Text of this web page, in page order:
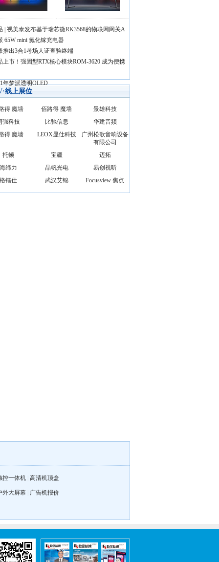
| 视美泰发布基于瑞芯微RK3568的物联网网关A
65W mini 氮化镓充电器
推出3合1考场人证查验终端
上市！强固型RTX核心模块ROM-3620 成为便携
年梦派透明OLED
线上展位
得 魔墙 佰路得 魔墙
景雄科技
强科技
比驰信息
华建音频
得 魔墙
LEOX显仕科技
广州松歌音响设备
有限公司
托顿
宝疆
迈拓
海缔力
晶帆光电
易创视听
格镭仕
武汉艾锦 Focusview 焦点
控一体机 高清机顶盒
外大屏幕 广告机报价